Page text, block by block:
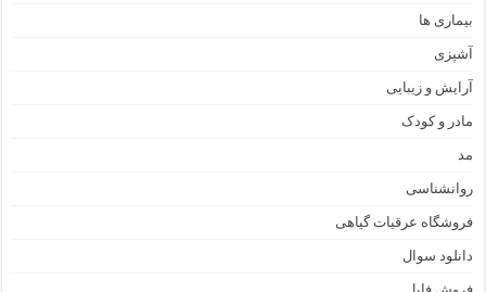
بیماری ها
آشپزی
آرایش و زیبایی
مادر و کودک
مد
روانشناسی
فروشگاه عرقیات گیاهی
دانلود سوال